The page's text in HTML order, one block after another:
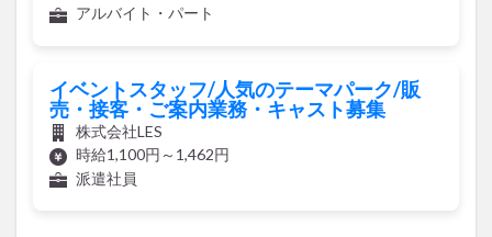
アルバイト・パート
イベントスタッフ/人気のテーマパーク/販
売・接客・ご案内業務・キャスト募集
株式会社LES
時給1,100円～1,462円
派遣社員